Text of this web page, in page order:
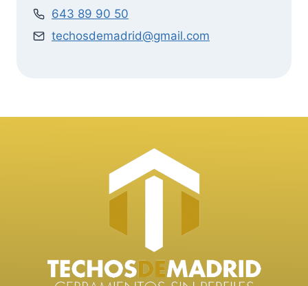
643 89 90 50
techosdemadrid@gmail.com